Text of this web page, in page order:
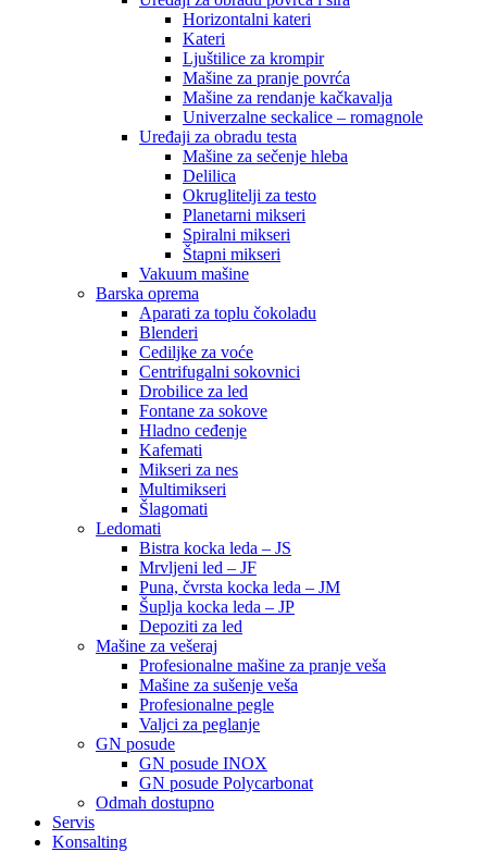
Horizontalni kateri
Kateri
Ljuštilice za krompir
Mašine za pranje povrća
Mašine za rendanje kačkavalja
Univerzalne seckalice – romagnole
Uređaji za obradu testa
Mašine za sečenje hleba
Delilica
Okruglitelji za testo
Planetarni mikseri
Spiralni mikseri
Štapni mikseri
Vakuum mašine
Barska oprema
Aparati za toplu čokoladu
Blenderi
Cediljke za voće
Centrifugalni sokovnici
Drobilice za led
Fontane za sokove
Hladno ceđenje
Kafemati
Mikseri za nes
Multimikseri
Šlagomati
Ledomati
Bistra kocka leda – JS
Mrvljeni led – JF
Puna, čvrsta kocka leda – JM
Šuplja kocka leda – JP
Depoziti za led
Mašine za vešeraj
Profesionalne mašine za pranje veša
Mašine za sušenje veša
Profesionalne pegle
Valjci za peglanje
GN posude
GN posude INOX
GN posude Polycarbonat
Odmah dostupno
Servis
Konsalting